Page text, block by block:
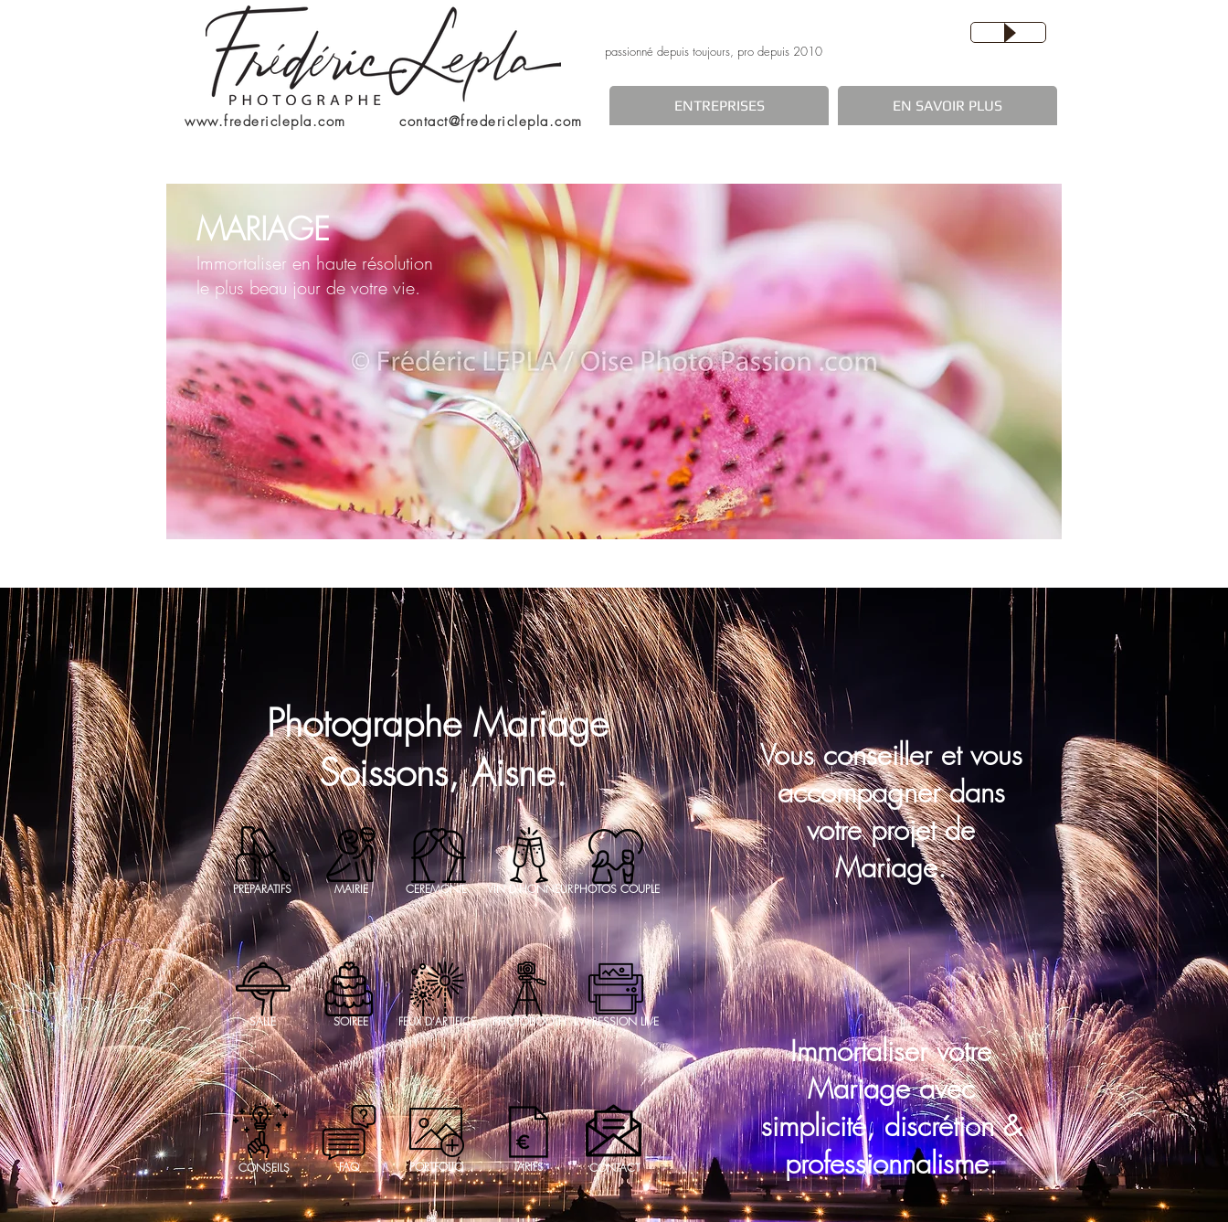
www.fredericlepla.com contact@fredericlepla.com
passionné depuis toujours, pro depuis 2010
ENTREPRISES EN SAVOIR PLUS
MARIAGE
Immortaliser en haute résolution
le plus beau jour de votre vie.
Photographe Mariage
Soissons, Aisne.
PREPARATIFS MAIRIE CEREMONIE VIN D'HONNEURPHOTOS COUPLE
SALLE SOIREE FEUX D'ARTIFICE PHOTOBOOTH IMPRESSION LIVE
CONSEILS FAQ PORTFOLIO TARIFS CONTACT
Vous conseiller et vous
accompagner dans
votre projet de
Mariage.
Immortaliser votre
Mariage avec
simplicité, discrétion &
professionnalisme.